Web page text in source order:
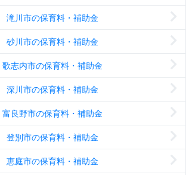
滝川市の保育料・補助金
砂川市の保育料・補助金
歌志内市の保育料・補助金
深川市の保育料・補助金
富良野市の保育料・補助金
登別市の保育料・補助金
恵庭市の保育料・補助金